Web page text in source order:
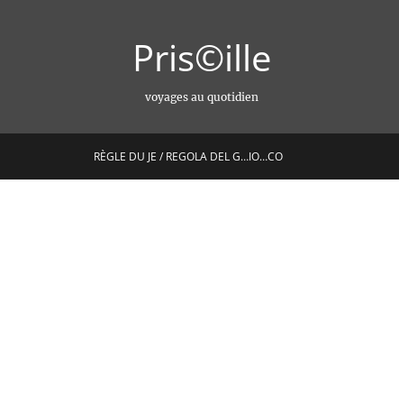
Pris©ille
voyages au quotidien
RÈGLE DU JE / REGOLA DEL G…IO…CO